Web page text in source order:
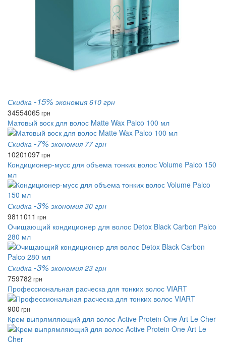
Скидка -15% экономия 610 грн
34554065грн
Матовый воск для волос Matte Wax Palco 100 мл
Скидка -7% экономия 77 грн
10201097грн
Кондиционер-мусс для объема тонких волос Volume Palco 150
мл
Скидка -3% экономия 30 грн
981 1011 грн
Очищающий кондиционер для волос Detox Black Carbon Palco
280 мл
Скидка -3% экономия 23 грн
759782 грн
Профессиональная расческа для тонких волос VIART
900 грн
Крем выпрямляющий для волос Active Protein One Art Le Cher